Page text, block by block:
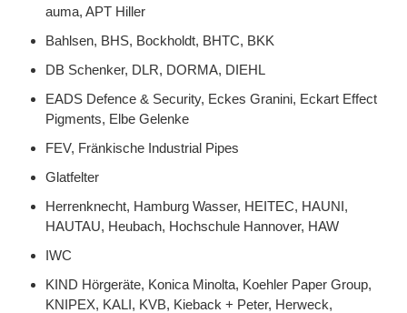
auma, APT Hiller
Bahlsen, BHS, Bockholdt, BHTC, BKK
DB Schenker, DLR, DORMA, DIEHL
EADS Defence & Security, Eckes Granini, Eckart Effect
Pigments, Elbe Gelenke
FEV, Fränkische Industrial Pipes
Glatfelter
Herrenknecht, Hamburg Wasser, HEITEC, HAUNI,
HAUTAU, Heubach, Hochschule Hannover, HAW
IWC
KIND Hörgeräte, Konica Minolta, Koehler Paper Group,
KNIPEX, KALI, KVB, Kieback + Peter, Herweck,